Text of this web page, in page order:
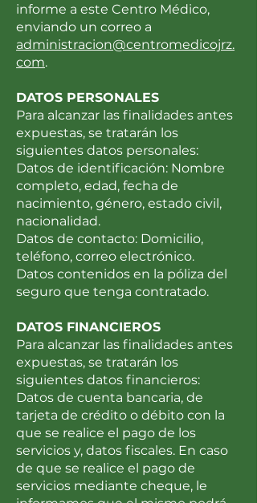
informe a este Centro Médico,
enviando un correo a
administracion@centromedicojrz.
com.
DATOS PERSONALES
Para alcanzar las finalidades antes
expuestas, se tratarán los
siguientes datos personales:
Datos de identificación: Nombre
completo, edad, fecha de
nacimiento, género, estado civil,
nacionalidad.
Datos de contacto: Domicilio,
teléfono, correo electrónico.
Datos contenidos en la póliza del
seguro que tenga contratado.
DATOS FINANCIEROS
Para alcanzar las finalidades antes
expuestas, se tratarán los
siguientes datos financieros:
Datos de cuenta bancaria, de
tarjeta de crédito o débito con la
que se realice el pago de los
servicios y, datos fiscales. En caso
de que se realice el pago de
servicios mediante cheque, le